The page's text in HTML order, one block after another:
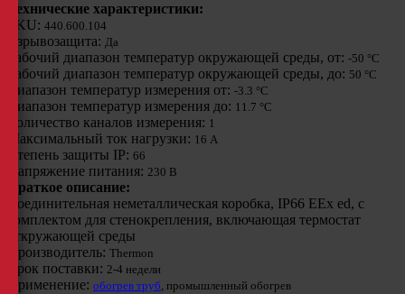
Технические характеристики:
SKU: 440.600.104
Взрывозащита: Да
Рабочий диапазон температур окружающей среды, от: -50 °C
Рабочий диапазон температур окружающей среды, до: 50 °C
Диапазон температур измерения от: -3.3 °C
Диапазон температур измерения до: 11.7 °C
Количество каналов измерения: 1
Максимальный ток нагрузки: 16 A
Степень защиты IP: 66
Напряжение питания: 230 B
Краткое описание:
Соединительная неметаллическая коробка, IP66 EEx ed, с
комплектом для стенокрепления, включающая термостат
откружающей среды
Производитель: Thermon
Срок поставки: 2-4 недели
Применение: обогрев труб, промышленный обогрев